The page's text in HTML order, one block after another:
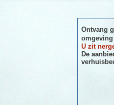
Ontvang
U zit
De